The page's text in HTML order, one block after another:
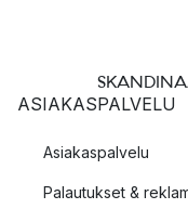
ASIAKASPALVELU
Asiakaspalvelu
Palautukset &